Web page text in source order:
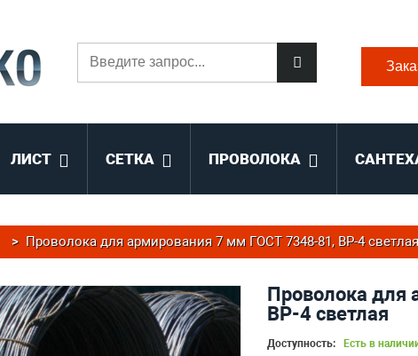
ЛИСТ СЕТКА ПРОВОЛОКА
> Проволока для армирования 7 мм ГОСТ 7348-81, ВР-4 светлая
Проволока для
ВР-4 светлая
Доступность: Есть в